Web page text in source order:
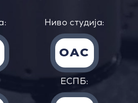
Ниво студија:
ОАС
EСПБ: